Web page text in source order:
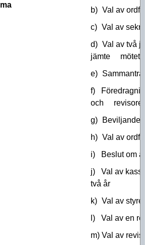
b) Val av
c) Val av
d) Val av två
jämte mötets
e)
f)
och
g)
Beviljande
h) Val av
i)
Beslut om
j)
Val av
två år
k) Val av
l)
Val av en
m) Val av